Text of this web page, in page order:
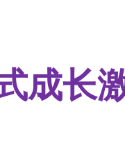
成长